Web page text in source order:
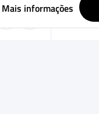
Mais informações